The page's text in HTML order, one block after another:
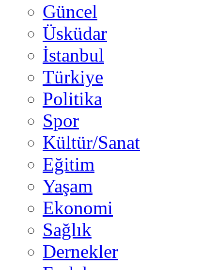
Güncel
Üsküdar
İstanbul
Türkiye
Politika
Spor
Kültür/Sanat
Eğitim
Yaşam
Ekonomi
Sağlık
Dernekler